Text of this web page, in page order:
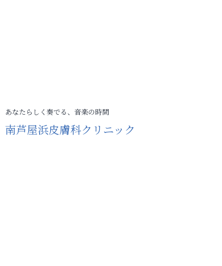
あなたらしく奏でる、音楽の時間
南芦屋浜皮膚科クリニック